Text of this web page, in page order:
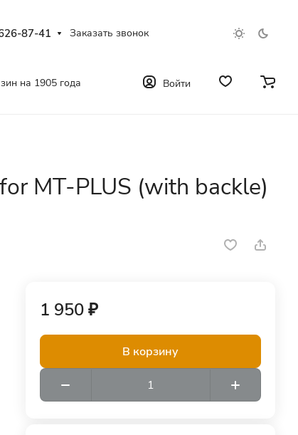
87-41 Заказать звонок
на 1905 года Войти
MT-PLUS (with backle)
1 950 ₽
В корзину